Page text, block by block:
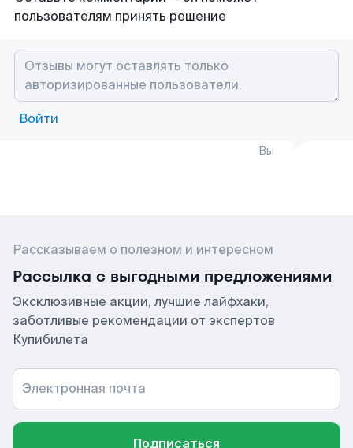
пользователям принять решение
Войти
Вы
Рассказываем о полезном и интересном
Рассылка с выгодными предложениями
Эксклюзивные акции, лучшие лайфхаки,
заботливые рекомендации от экспертов
Купибилета
Электронная почта
Подписаться